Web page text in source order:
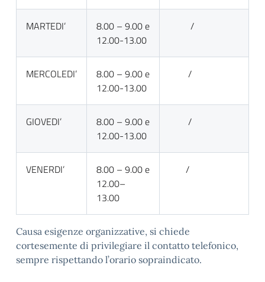
MARTEDI’
8.00 – 9.00 e
12.00-13.00
/
MERCOLEDI’
8.00 – 9.00 e
12.00-13.00
/
GIOVEDI’
8.00 – 9.00 e
12.00-13.00
/
VENERDI’
8.00 – 9.00 e
12.00–
13.00
/
Causa esigenze organizzative, si chiede
cortesemente di privilegiare il contatto telefonico,
sempre rispettando l’orario sopraindicato.